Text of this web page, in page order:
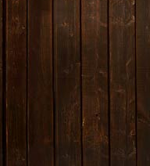
новую